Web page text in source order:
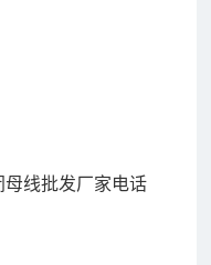
线批发厂家电话